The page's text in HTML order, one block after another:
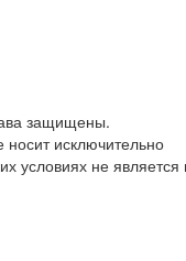
защищены.
исключительно
условиях не является